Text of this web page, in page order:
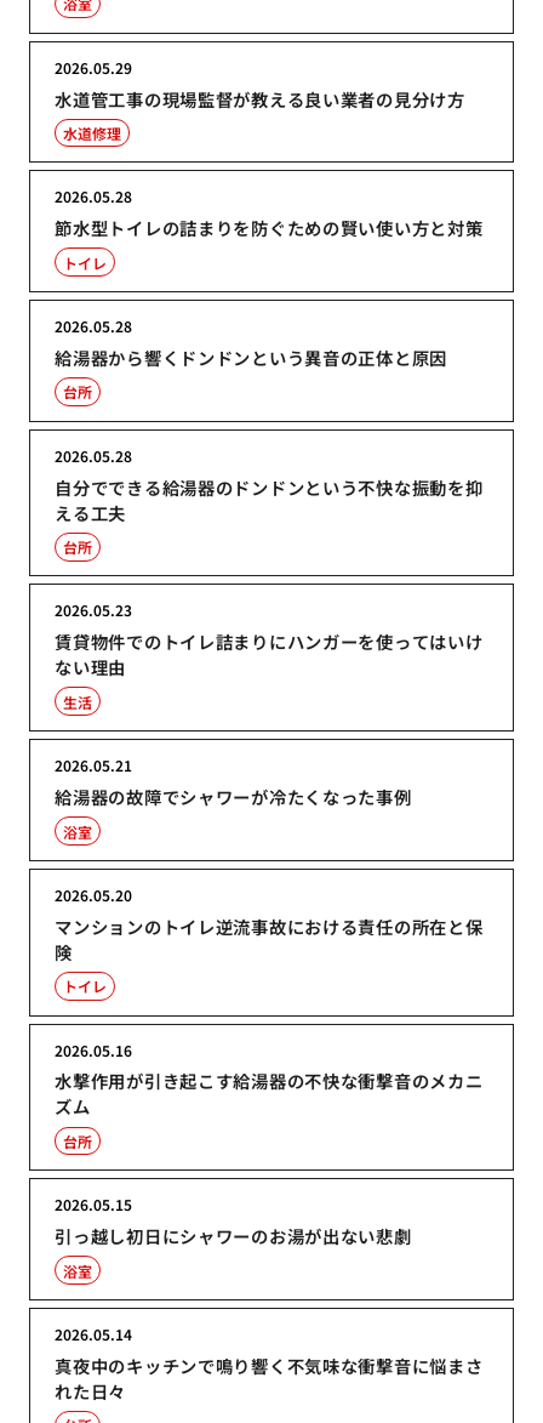
水道管工事の現場監督が教える良い業者の見分け方
2026.05.29
水道修理
節水型トイレの詰まりを防ぐための賢い使い方と対策
2026.05.28
トイレ
給湯器から響くドンドンという異音の正体と原因
2026.05.28
台所
自分でできる給湯器のドンドンという不快な振動を抑
える工夫
2026.05.28
台所
賃貸物件でのトイレ詰まりにハンガーを使ってはいけ
ない理由
2026.05.23
生活
給湯器の故障でシャワーが冷たくなった事例
2026.05.21
浴室
マンションのトイレ逆流事故における責任の所在と保
険
2026.05.20
トイレ
水撃作用が引き起こす給湯器の不快な衝撃音のメカニ
ズム
2026.05.16
台所
引っ越し初日にシャワーのお湯が出ない悲劇
2026.05.15
浴室
真夜中のキッチンで鳴り響く不気味な衝撃音に悩まさ
れた日々
2026.05.14